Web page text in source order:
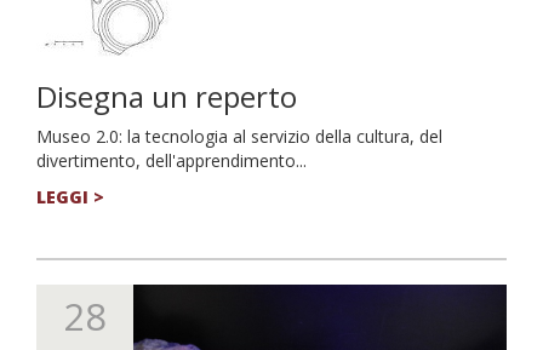
Disegna un reperto
Museo 2.0: la tecnologia al servizio della cultura, del
divertimento, dell'apprendimento...
LEGGI >
28